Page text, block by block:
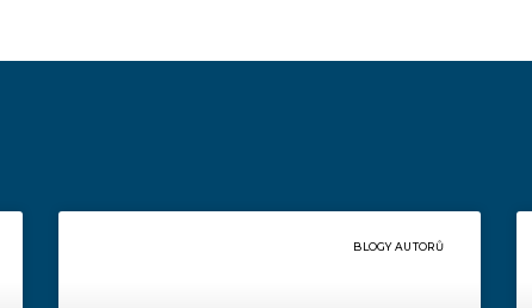
BLOGY AUTORŮ